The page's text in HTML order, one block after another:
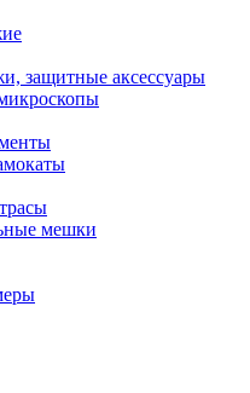
защитные аксессуары
мешки